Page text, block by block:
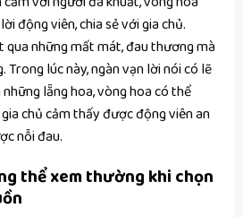
động viên, chia sẻ với gia chủ.
những mất mát, đau thương mà
Trong lúc này, ngàn vạn lời nói có lẽ
lẵng hoa, vòng hoa có thể
chủ cảm thấy được động viên an
nỗi đau.
thể xem thường khi chọn